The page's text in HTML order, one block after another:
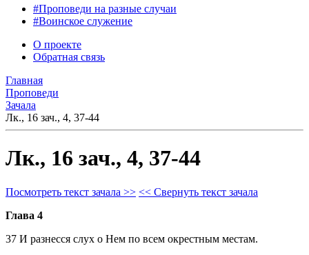
#Проповеди на разные случаи
#Воинское служение
О проекте
Обратная связь
Главная
Проповеди
Зачала
Лк., 16 зач., 4, 37-44
Лк., 16 зач., 4, 37-44
Посмотреть текст зачала >> << Свернуть текст зачала
Глава 4
37 И разнесся слух о Нем по всем окрестным местам.